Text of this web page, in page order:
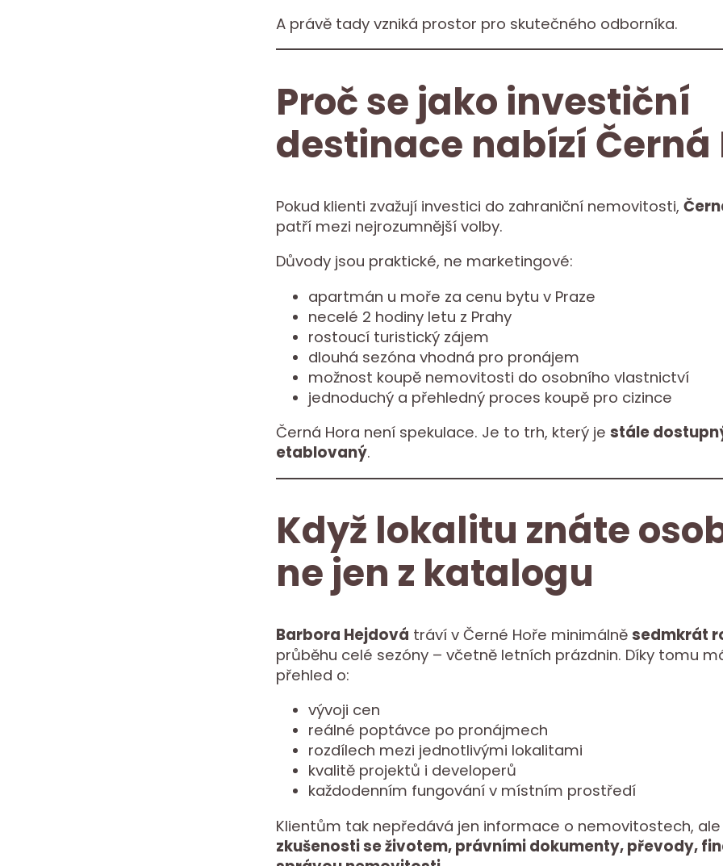
A právě tady vzniká prostor pro skutečného odborníka.
Proč se jako investiční
destinace nabízí Černá
Pokud klienti zvažují investici do zahraniční nemovitosti,
patří mezi nejrozumnější volby.
Důvody jsou praktické, ne marketingové:
apartmán u moře za cenu bytu v Praze
necelé 2 hodiny letu z Prahy
rostoucí turistický zájem
dlouhá sezóna vhodná pro pronájem
možnost koupě nemovitosti do osobního vlastnictví
jednoduchý a přehledný proces koupě pro cizince
Černá Hora není spekulace. Je to trh, který je stále
etablovaný.
Když lokalitu znáte
ne jen z katalogu
Barbora Hejdová tráví v Černé Hoře minimálně sedmkrát
průběhu celé sezóny – včetně letních prázdnin. Díky tomu
přehled o:
vývoji cen
reálné poptávce po pronájmech
rozdílech mezi jednotlivými lokalitami
kvalitě projektů i developerů
každodenním fungování v místním prostředí
Klientům tak nepředává jen informace o nemovitostech, ale
zkušenosti se životem, právními dokumenty, převody,